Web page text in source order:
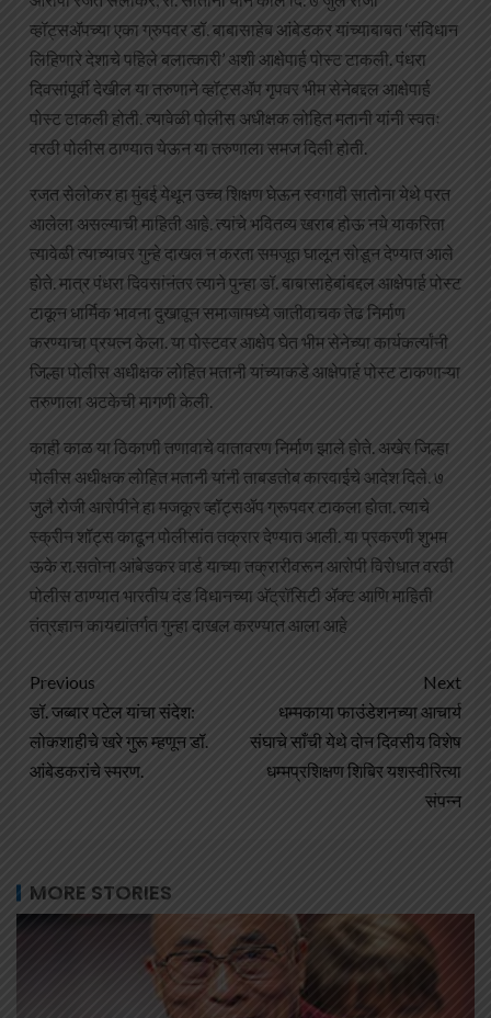
व्हॉट्सॲपच्या एका ग्रुपवर डॉ. बाबासाहेब आंबेडकर यांच्याबाबत ‘संविधान
लिहिणारे देशाचे पहिले बलात्कारी’ अशी आक्षेपार्ह पोस्ट टाकली. पंधरा
दिवसांपूर्वी देखील या तरुणाने व्हॉट्सॲप गृपवर भीम सेनेबद्दल आक्षेपार्ह
पोस्ट टाकली होती. त्यावेळी पोलीस अधीक्षक लोहित मतानी यांनी स्वतः
वरठी पोलीस ठाण्यात येऊन या तरुणाला समज दिली होती.
रजत सेलोकर हा मुंबई येथून उच्च शिक्षण घेऊन स्वगावी सातोना येथे परत
आलेला असल्याची माहिती आहे. त्यांचे भवितव्य खराब होऊ नये याकरिता
त्यावेळी त्याच्यावर गुन्हे दाखल न करता समजूत घालून सोडून देण्यात आले
होते. मात्र पंधरा दिवसांनंतर त्याने पुन्हा डॉ. बाबासाहेबांबद्दल आक्षेपार्ह पोस्ट
टाकून धार्मिक भावना दुखावून समाजामध्ये जातीवाचक तेढ निर्माण
करण्याचा प्रयत्न केला. या पोस्टवर आक्षेप घेत भीम सेनेच्या कार्यकर्त्यांनी
जिल्हा पोलीस अधीक्षक लोहित मतानी यांच्याकडे आक्षेपार्ह पोस्ट टाकणाऱ्या
तरुणाला अटकेची मागणी केली.
काही काळ या ठिकाणी तणावाचे वातावरण निर्माण झाले होते. अखेर जिल्हा
पोलीस अधीक्षक लोहित मतानी यांनी ताबडतोब कारवाईचे आदेश दिले. ७
जुलै रोजी आरोपीने हा मजकूर व्हॉट्सॲप ग्रूपवर टाकला होता. त्याचे
स्क्रीन शॉट्स काढून पोलीसांत तक्रार देण्यात आली. या प्रकरणी शुभम
ऊके रा.सतोना आंबेडकर वार्ड याच्या तक्रारीवरून आरोपी विरोधात वरठी
पोलीस ठाण्यात भारतीय दंड विधानच्या अ‍ॅट्रॉसिटी ॲक्ट आणि माहिती
तंत्रज्ञान कायद्यांतर्गत गुन्हा दाखल करण्यात आला आहे
Previous
डॉ. जब्बार पटेल यांचा संदेश:
लोकशाहीचे खरे गुरू म्हणून डॉ.
आंबेडकरांचे स्मरण.
Next
धम्मकाया फाउंडेशनच्या आचार्य
संघाचे साँची येथे दोन दिवसीय विशेष
धम्मप्रशिक्षण शिबिर यशस्वीरित्या
संपन्न
MORE STORIES